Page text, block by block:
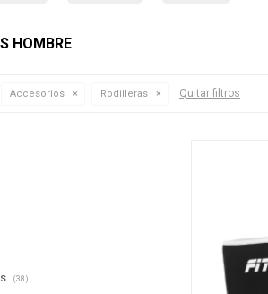
HOMBRE
Accesorios Rodilleras Quitar filtros
(38)